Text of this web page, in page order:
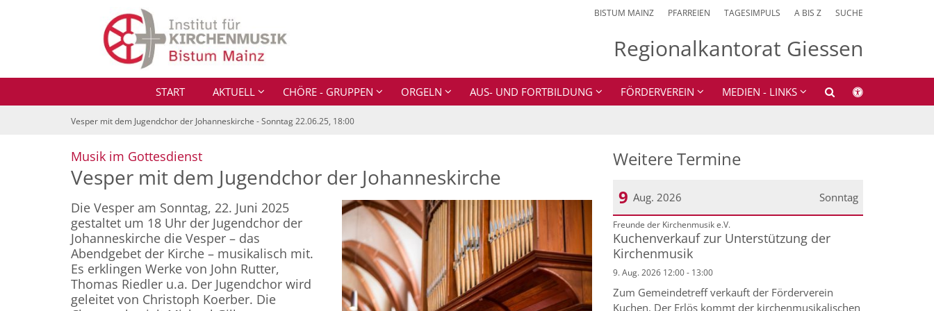
BISTUM MAINZ PFARREIEN TAGESIMPULS A BIS Z SUCHE
Regionalkantorat Giessen
START AKTUELL CHÖRE - GRUPPEN ORGELN AUS- UND FORTBILDUNG FÖRDERVEREIN MEDIEN - LINKS
Vesper mit dem Jugendchor der Johanneskirche - Sonntag 22.06.25, 18:00
Musik im Gottesdienst:
Vesper mit dem Jugendchor der Johanneskirche
Die Vesper am Sonntag, 22. Juni 2025
gestaltet um 18 Uhr der Jugendchor der
Johanneskirche die Vesper – das
Abendgebet der Kirche – musikalisch mit.
Es erklingen Werke von John Rutter,
Thomas Riedler u.a. Der Jugendchor wird
geleitet von Christoph Koerber. Die
Weitere Termine
Sonntag
9 Aug. 2026
Datum: 9. August 2026
Freunde der Kirchenmusik e.V.
Kuchenverkauf zur Unterstützung der
Kirchenmusik
9. Aug. 2026 12:00 - 13:00
Zum Gemeindetreff verkauft der Förderverein
Kuchen. Der Erlös kommt der kirchenmusikalischen